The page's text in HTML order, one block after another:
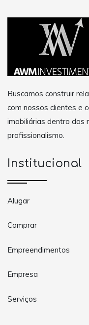
Buscamos construir
com nossos clientes e
imobiliárias dentro dos
profissionalismo.
Institucional
Alugar
Comprar
Empreendimentos
Empresa
Serviços